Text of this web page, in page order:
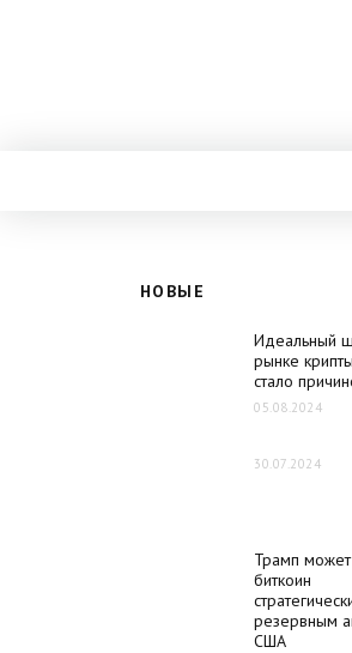
НОВЫЕ
Идеальный
рынке
стало
05.08.2024
30.07.2024
Трамп может
биткоин
резервным
США